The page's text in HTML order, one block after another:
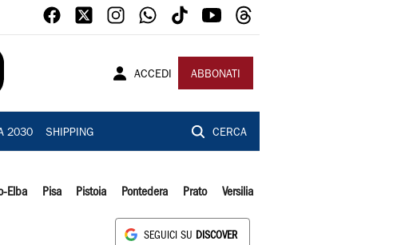
ACCEDI ABBONATI
2030 SHIPPING CERCA
Elba Pisa Pistoia Pontedera Prato Versilia
SEGUICI SU DISCOVER